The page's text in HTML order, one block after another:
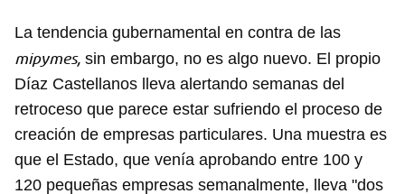
La tendencia gubernamental en contra de las
mipymes, sin embargo, no es algo nuevo. El propio
Díaz Castellanos lleva alertando semanas del
retroceso que parece estar sufriendo el proceso de
creación de empresas particulares. Una muestra es
que el Estado, que venía aprobando entre 100 y
120 pequeñas empresas semanalmente, lleva "dos